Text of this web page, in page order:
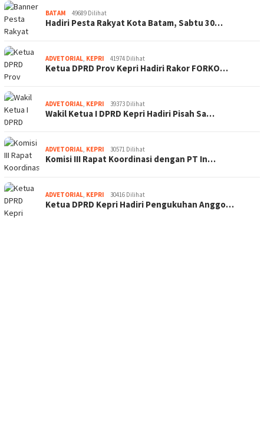
BATAM 49689 Dilihat
Hadiri Pesta Rakyat Kota Batam, Sabtu 30…
ADVETORIAL, KEPRI 41974 Dilihat
Ketua DPRD Prov Kepri Hadiri Rakor FORKO…
ADVETORIAL, KEPRI 39373 Dilihat
Wakil Ketua I DPRD Kepri Hadiri Pisah Sa…
ADVETORIAL, KEPRI 30571 Dilihat
Komisi III Rapat Koordinasi dengan PT In…
ADVETORIAL, KEPRI 30416 Dilihat
Ketua DPRD Kepri Hadiri Pengukuhan Anggo…